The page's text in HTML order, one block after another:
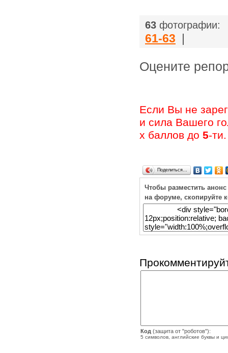
63 фотографии:
61-63 |
Оцените
Если Вы не
и сила Вашего
х баллов до 5-ти.
Поделиться…
Чтобы разместить
на форуме, скопируйте
Код (защита от "роботов"):
5 символов, английские буквы и